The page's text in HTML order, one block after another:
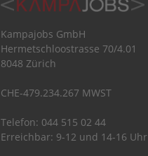
Kampajobs GmbH
Hermetschloostrasse 70/4.01
8048 Zürich
CHE-479.234.267 MWST
Telefon: 044 515 02 44
Erreichbar: 9-12 und 14-16 Uhr